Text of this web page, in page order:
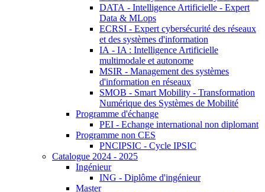
DATA - Intelligence Artificielle - Expert
Data & MLops
ECRSI - Expert cybersécurité des réseaux
et des systèmes d'information
IA - IA : Intelligence Artificielle
multimodale et autonome
MSIR - Management des systèmes
d'information en réseaux
SMOB - Smart Mobility - Transformation
Numérique des Systèmes de Mobilité
Programme d'échange
PEI - Echange international non diplomant
Programme non CES
PNCIPSIC - Cycle IPSIC
Catalogue 2024 - 2025
Ingénieur
ING - Diplôme d'ingénieur
Master